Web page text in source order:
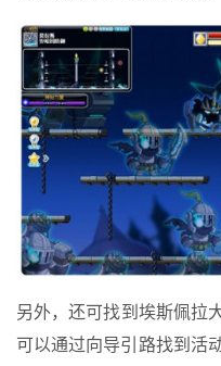
另外，还可找到埃斯佩拉
可以通过向导引路找到活